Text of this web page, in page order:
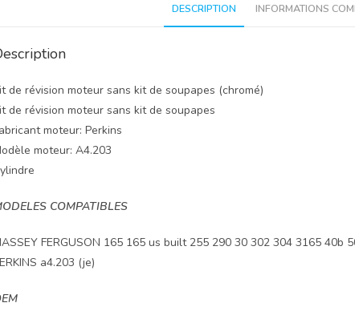
DESCRIPTION INFORMATIONS
de révision moteur sans kit de soupapes (chromé)
de révision moteur sans kit de soupapes
moteur: Perkins
moteur: A4.203
COMPATIBLES
FERGUSON 165 165 us built 255 290 30 302 304 3165 40b
a4.203 (je)